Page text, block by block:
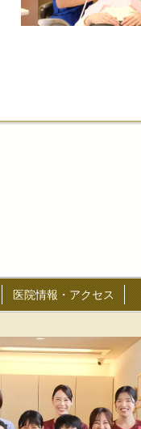
医院情報・アクセス